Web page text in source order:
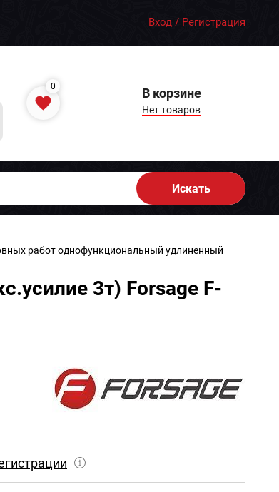
Вход / Регистрация
0 В корзине
Нет товаров
Искать
работ однофункциональный удлиненный
3т) Forsage F-